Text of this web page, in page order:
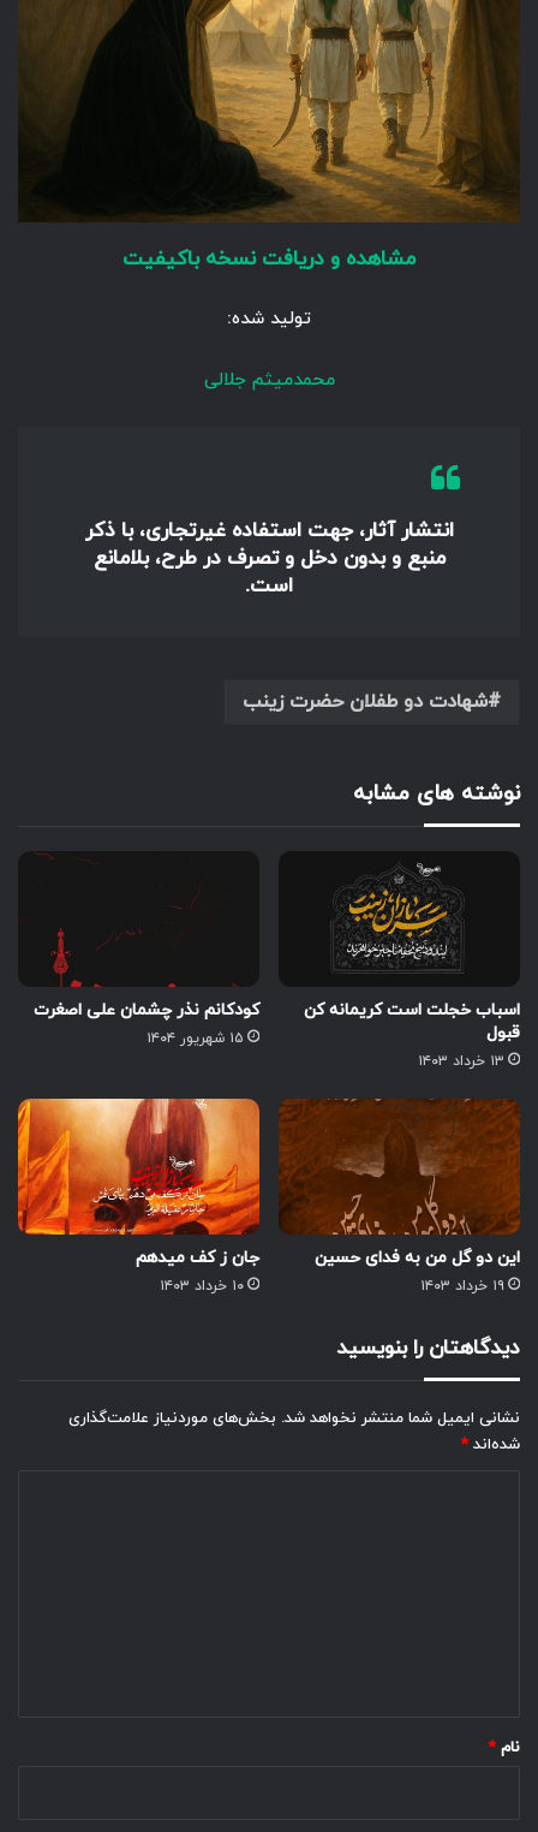
مشاهده و دریافت نسخه باکیفیت
تولید شده:
محمدمیثم جلالی
انتشار آثار، جهت استفاده غیرتجاری، با ذکر
منبع و بدون دخل و تصرف در طرح، بلامانع
است.
شهادت دو طفلان حضرت زینب
نوشته های مشابه
اسباب خجلت است کریمانه کن
قبول
۱۳ خرداد ۱۴۰۳
کودکانم نذر چشمان علی اصغرت
۱۵ شهریور ۱۴۰۴
این دو گل من به فدای حسین
۱۹ خرداد ۱۴۰۳
جان ز کف میدهم
۱۰ خرداد ۱۴۰۳
دیدگاهتان را بنویسید
نشانی ایمیل شما منتشر نخواهد شد. بخش‌های موردنیاز علامت‌گذاری
شده‌اند *
نام *